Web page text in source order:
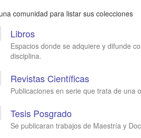
comunidad para listar sus colecciones
Libros
Espacios donde se adquiere y difunde
disciplina.
Revistas Científicas
Publicaciones en serie que trata de una
Tesis Posgrado
Se publicaran trabajos de Maestría y